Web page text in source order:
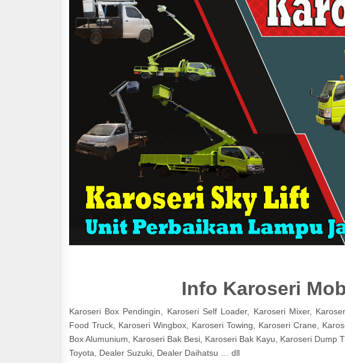
Info Karoseri
Karoseri Box Pendingin, Karoseri Self Loader, Karoseri Mixer,
Food Truck, Karoseri Wingbox, Karoseri Towing, Karoseri Crane,
Box Alumunium, Karoseri Bak Besi, Karoseri Bak Kayu, Karoseri
Toyota, Dealer Suzuki, Dealer Daihatsu … dll